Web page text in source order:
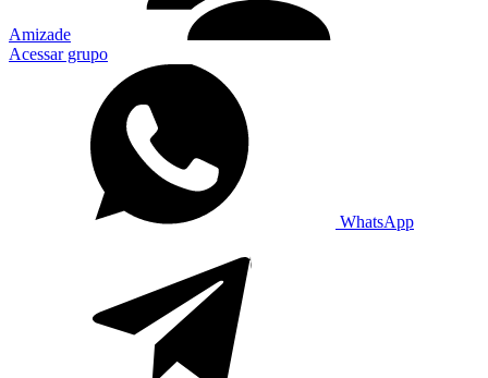
Amizade
Acessar grupo
WhatsApp